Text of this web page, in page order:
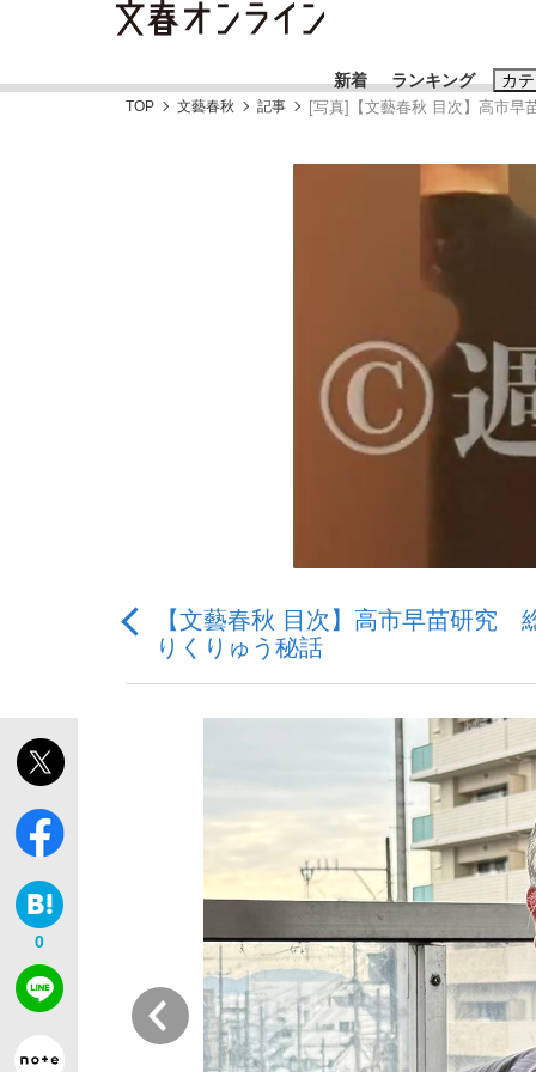
新着 ランキング カ
「90%は失敗する。でも…」本田圭佑が初
「敗因分析は一切聞かれなかった」侍ジャ
「目標達成できなかったからと言って…」
キングの誕生を、目撃せよ。
the Style
#藤田晋
#玉木雄一郎
TOP 文藝春秋 記事 [写真]【文藝春秋 目次】高市
【文藝春秋 目次】高市早苗研究
りくりゅう秘話
0
前